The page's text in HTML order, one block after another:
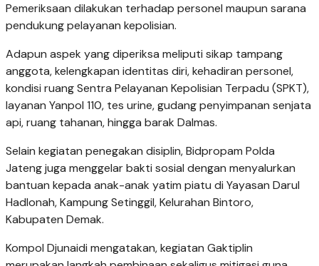
Pemeriksaan dilakukan terhadap personel maupun sarana
pendukung pelayanan kepolisian.
Adapun aspek yang diperiksa meliputi sikap tampang
anggota, kelengkapan identitas diri, kehadiran personel,
kondisi ruang Sentra Pelayanan Kepolisian Terpadu (SPKT),
layanan Yanpol 110, tes urine, gudang penyimpanan senjata
api, ruang tahanan, hingga barak Dalmas.
Selain kegiatan penegakan disiplin, Bidpropam Polda
Jateng juga menggelar bakti sosial dengan menyalurkan
bantuan kepada anak-anak yatim piatu di Yayasan Darul
Hadlonah, Kampung Setinggil, Kelurahan Bintoro,
Kabupaten Demak.
Kompol Djunaidi mengatakan, kegiatan Gaktiplin